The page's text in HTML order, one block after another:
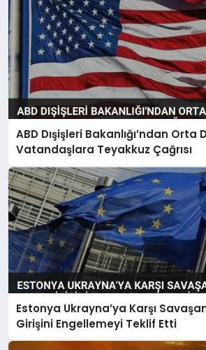
ABD Dışişleri Bakanlığı’ndan Orta
Vatandaşlara Teyakkuz Çağrısı
Estonya Ukrayna’ya Karşı
Girişini Engellemeyi Teklif Etti